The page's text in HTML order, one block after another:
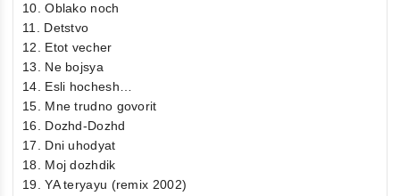
10. Oblako noch
11. Detstvo
12. Etot vecher
13. Ne bojsya
14. Esli hochesh…
15. Mne trudno govorit
16. Dozhd-Dozhd
17. Dni uhodyat
18. Moj dozhdik
19. YA teryayu (remix 2002)